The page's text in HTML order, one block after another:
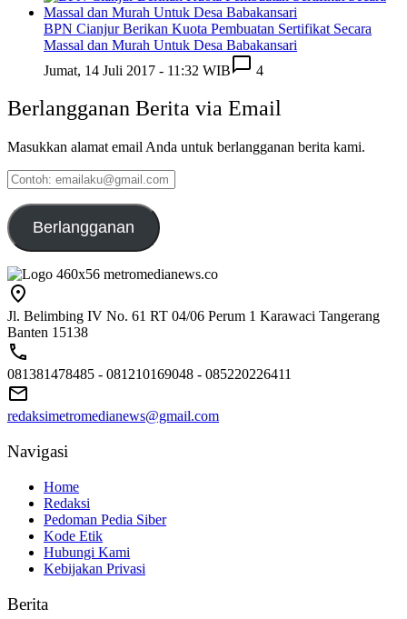
BPN Cianjur Berikan Kuota Pembuatan Sertifikat Secara
Massal dan Murah Untuk Desa Babakansari
Jumat, 14 Juli 2017 - 11:32 WIB
4
Berlangganan Berita via Email
Masukkan alamat email Anda untuk berlangganan berita kami.
Contoh:
emailaku@gmail.com
Berlangganan
Jl. Belimbing IV No. 61 RT 04/06 Perum 1 Karawaci Tangerang
Banten 15138
081381478485 - 081210169048 - 085220226411
redaksimetromedianews@gmail.com
Navigasi
Home
Redaksi
Pedoman Pedia Siber
Kode Etik
Hubungi Kami
Kebijakan Privasi
Berita